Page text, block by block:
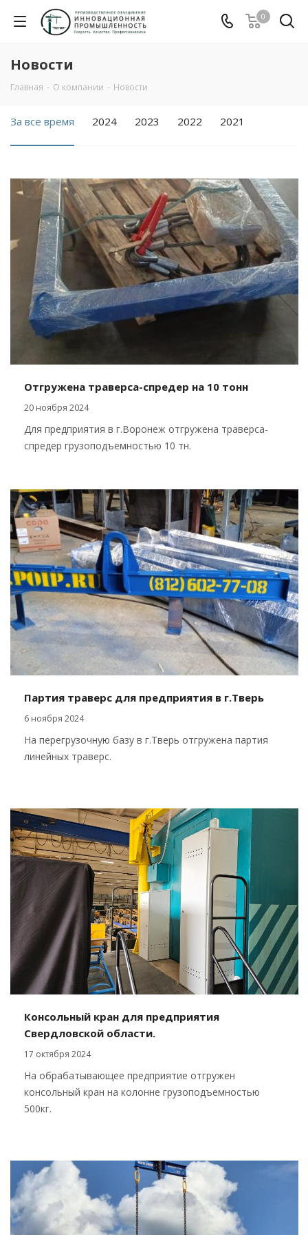
0
Новости
Главная - О компании - Новости
За все время 2024 2023 2022 2021
Отгружена траверса-спредер на 10 тонн
20 ноября 2024
Для предприятия в г.Воронеж отгружена траверса-
спредер грузоподъемностью 10 тн.
Партия траверс для предприятия в г.Тверь
6 ноября 2024
На перегрузочную базу в г.Тверь отгружена партия
линейных траверс.
Консольный кран для предприятия
Свердловской области.
17 октября 2024
На обрабатывающее предприятие отгружен
консольный кран на колонне грузоподъемностью
500кг.